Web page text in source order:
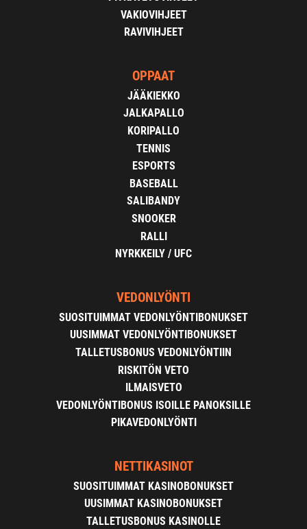
VAKIOVIHJEET
RAVIVIHJEET
OPPAAT
JÄÄKIEKKO
JALKAPALLO
KORIPALLO
TENNIS
ESPORTS
BASEBALL
SALIBANDY
SNOOKER
RALLI
NYRKKEILY / UFC
VEDONLYÖNTI
SUOSITUIMMAT VEDONLYÖNTIBONUKSET
UUSIMMAT VEDONLYÖNTIBONUKSET
TALLETUSBONUS VEDONLYÖNTIIN
RISKITÖN VETO
ILMAISVETO
VEDONLYÖNTIBONUS ISOILLE PANOKSILLE
PIKAVEDONLYÖNTI
NETTIKASINOT
SUOSITUIMMAT KASINOBONUKSET
UUSIMMAT KASINOBONUKSET
TALLETUSBONUS KASINOLLE